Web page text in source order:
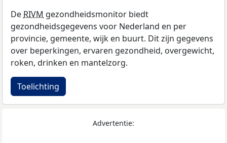
De RIVM gezondheidsmonitor biedt
gezondheidsgegevens voor Nederland en per
provincie, gemeente, wijk en buurt. Dit zijn gegevens
over beperkingen, ervaren gezondheid, overgewicht,
roken, drinken en mantelzorg.
Toelichting
Advertentie: